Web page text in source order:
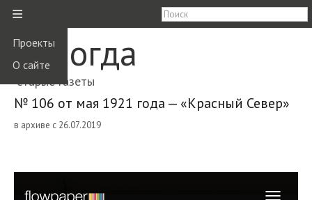
≡
Проекты
О сайте
Вологда
старые газеты
№ 106 от мая 1921 года — «Красный Север»
в архиве с 26.07.2019